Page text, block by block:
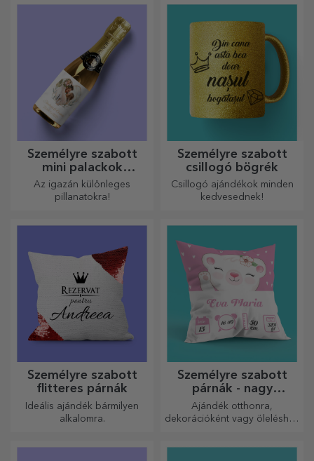
üzenetekből áll.
Személyre szabott
mini palackok
pezsgővel
Az igazán különleges
pillanatokra!
Személyre szabott
csillogó bögrék
Csillogó ajándékok minden
kedvesednek!
Személyre szabott
flitteres párnák
Ideális ajándék bármilyen
alkalomra.
Személyre szabott
párnák - nagy
méretben
Ajándék otthonra,
dekorációként vagy öleléshez